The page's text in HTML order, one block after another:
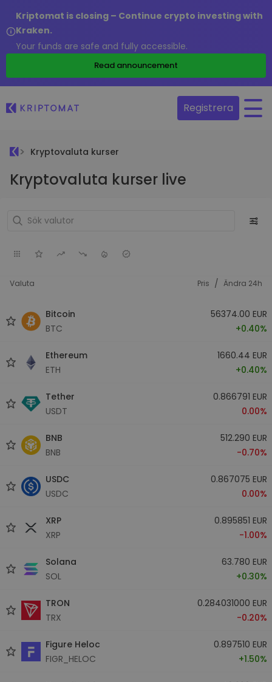
Kriptomat is closing – Continue crypto investing with
Kraken.
Your funds are safe and fully accessible.
Read announcement
Registrera
Kryptovaluta kurser
Kryptovaluta kurser live
Valuta Pris / Ändra 24h
Bitcoin
BTC
56374.00 EUR
+0.40%
Ethereum
ETH
1660.44 EUR
+0.40%
Tether
USDT
0.866791 EUR
0.00%
BNB
BNB
512.290 EUR
-0.70%
USDC
USDC
0.867075 EUR
0.00%
XRP
XRP
0.895851 EUR
-1.00%
Solana
SOL
63.780 EUR
+0.30%
TRON
TRX
0.284031000 EUR
-0.20%
Figure Heloc
FIGR_HELOC
0.897510 EUR
+1.50%